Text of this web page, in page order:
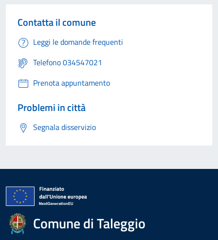
Contatta il comune
Leggi le domande frequenti
Telefono 034547021
Prenota appuntamento
Problemi in città
Segnala disservizio
Comune di Taleggio